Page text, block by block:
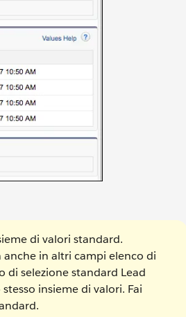
di valori standard.
in altri campi elenco di
di selezione standard Lead
insieme di valori. Fai